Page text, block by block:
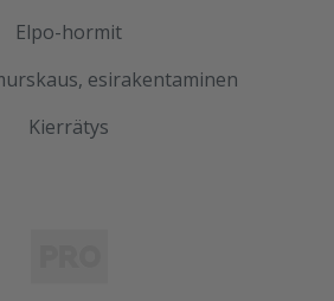
Elpo-hormit
esirakentaminen
Kierrätys